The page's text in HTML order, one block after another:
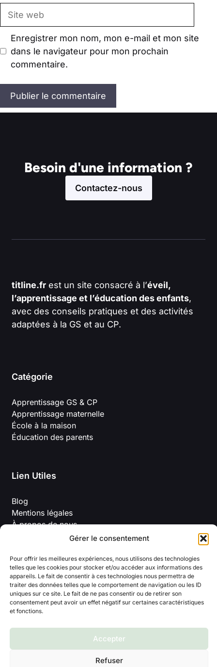
Gérer le consentement
Pour offrir les meilleures expériences, nous utilisons des technologies
telles que les cookies pour stocker et/ou accéder aux informations des
appareils. Le fait de consentir à ces technologies nous permettra de
traiter des données telles que le comportement de navigation ou les ID
uniques sur ce site. Le fait de ne pas consentir ou de retirer son
consentement peut avoir un effet négatif sur certaines caractéristiques
et fonctions.
Accepter
Refuser
Site
Enregistrer mon nom, mon e-mail et mon site
dans le navigateur pour mon prochain
commentaire.
Besoin d'une information ?
Contactez-nous
titline.fr est un site consacré à l’éveil,
l’apprentissage et l’éducation des enfants,
avec des conseils pratiques et des activités
adaptées à la GS et au CP.
Catégorie
Apprentissage GS & CP
Apprentissage maternelle
École à la maison
Éducation des parents
Lien Utiles
Blog
Mentions légales
À propos de nous
Politique de confidentialité